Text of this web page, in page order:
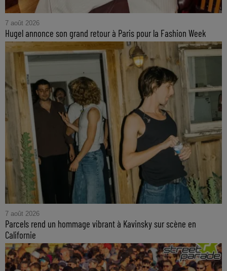
7 août 2026
Hugel annonce son grand retour à Paris pour la Fashion Week
7 août 2026
Parcels rend un hommage vibrant à Kavinsky sur scène en
Californie